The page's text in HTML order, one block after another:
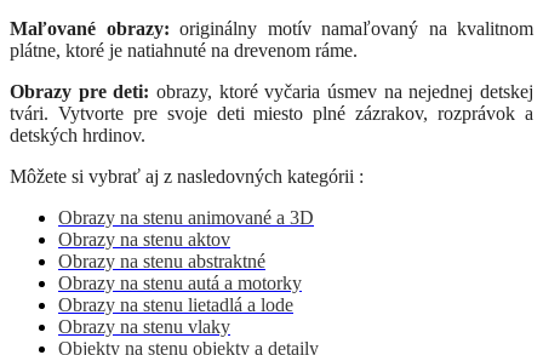
Maľované obrazy: originálny motív namaľovaný na kvalitnom
plátne, ktoré je natiahnuté na drevenom ráme.
Obrazy pre deti: obrazy, ktoré vyčaria úsmev na nejednej detskej
tvári. Vytvorte pre svoje deti miesto plné zázrakov, rozprávok a
detských hrdinov.
Môžete si vybrať aj z nasledovných kategórii :
Obrazy na stenu animované a 3D
Obrazy na stenu aktov
Obrazy na stenu abstraktné
Obrazy na stenu autá a motorky
Obrazy na stenu lietadlá a lode
Obrazy na stenu vlaky
Objekty na stenu objekty a detaily